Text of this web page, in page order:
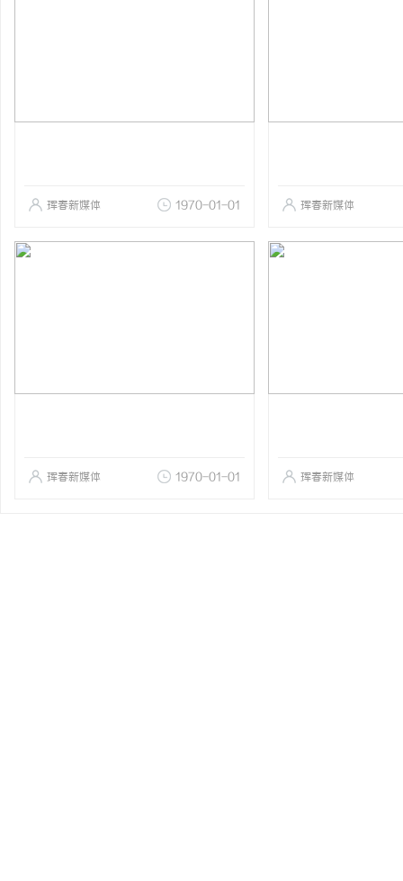
珲春新媒体 1970-01-01 珲春新媒体
珲春新媒体 1970-01-01 珲春新媒体